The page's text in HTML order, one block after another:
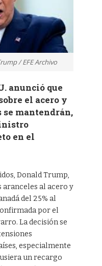
/ EFE Archivo
anunció que
el acero y
mantendrán,
en el
Donald Trump,
aranceles al acero y
del 25% al
por el
La decisión se
especialmente
un recargo